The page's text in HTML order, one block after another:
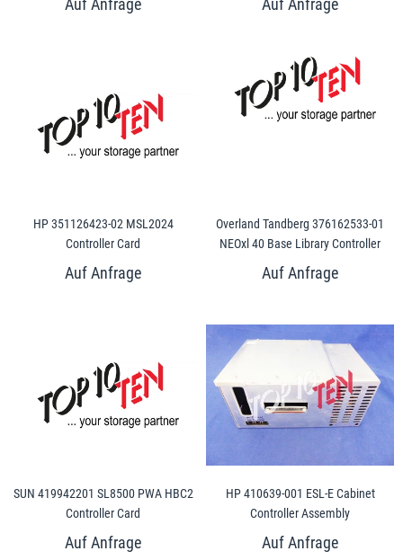
HP 351126423-02 MSL2024
Controller Card
Overland Tandberg 376162533-01
NEOxl 40 Base Library Controller
SUN 419942201 SL8500 PWA HBC2
Controller Card
HP 410639-001 ESL-E Cabinet
Controller Assembly